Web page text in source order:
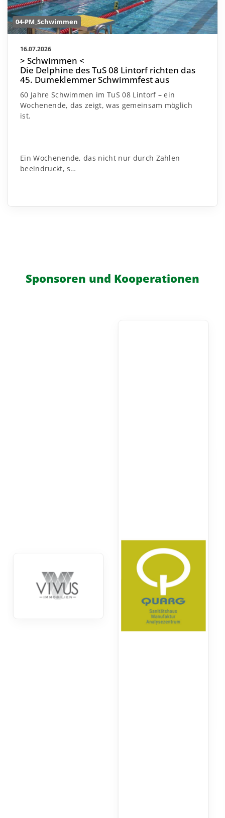
04-PM_Schwimmen
16.07.2026
> Schwimmen <
Die Delphine des TuS 08 Lintorf richten das
45. Dumeklemmer Schwimmfest aus
60 Jahre Schwimmen im TuS 08 Lintorf – ein
Wochenende, das zeigt, was gemeinsam möglich
ist.
Ein Wochenende, das nicht nur durch Zahlen
beeindruckt, s…
Sponsoren und Kooperationen